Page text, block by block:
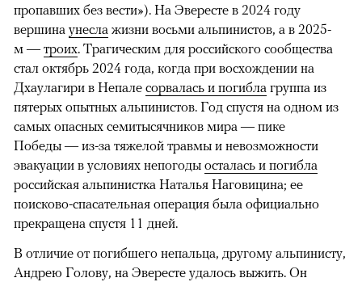
пропавших без вести»). На Эвересте в 2024 году
вершина унесла жизни восьми альпинистов, а в 2025-
м — троих. Трагическим для российского сообщества
стал октябрь 2024 года, когда при восхождении на
Дхаулагири в Непале сорвалась и погибла группа из
пятерых опытных альпинистов. Год спустя на одном из
самых опасных семитысячников мира — пике
Победы — из-за тяжелой травмы и невозможности
эвакуации в условиях непогоды осталась и погибла
российская альпинистка Наталья Наговицина; ее
поисково-спасательная операция была официально
прекращена спустя 11 дней.
В отличие от погибшего непальца, другому альпинисту,
Андрею Голову, на Эвересте удалось выжить. Он